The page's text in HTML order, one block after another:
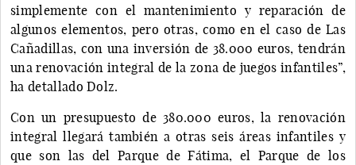
simplemente con el mantenimiento y reparación de
algunos elementos, pero otras, como en el caso de Las
Cañadillas, con una inversión de 38.000 euros, tendrán
una renovación integral de la zona de juegos infantiles”,
ha detallado Dolz.
Con un presupuesto de 380.000 euros, la renovación
integral llegará también a otras seis áreas infantiles y
que son las del Parque de Fátima, el Parque de los